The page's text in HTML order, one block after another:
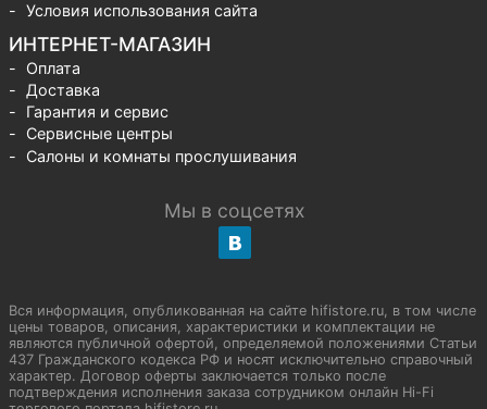
Условия использования сайта
ИНТЕРНЕТ-МАГАЗИН
Оплата
Доставка
Гарантия и сервис
Сервисные центры
Салоны и комнаты прослушивания
Мы в соцсетях
Вся информация, опубликованная на сайте hifistore.ru, в том числе
цены товаров, описания, характеристики и комплектации не
являются публичной офертой, определяемой положениями Статьи
437 Гражданского кодекса РФ и носят исключительно справочный
характер. Договор оферты заключается только после
подтверждения исполнения заказа сотрудником онлайн Hi-Fi